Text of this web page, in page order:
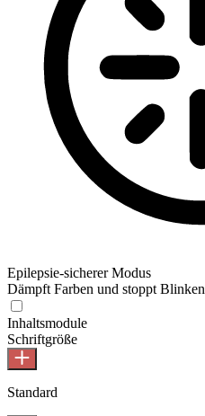
Epilepsie-sicherer Modus
Dämpft Farben und stoppt Blinken
Inhaltsmodule
Schriftgröße
Standard